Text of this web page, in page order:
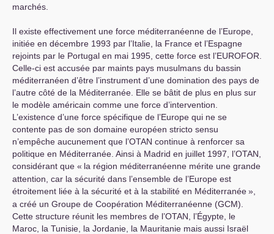
marchés.
Il existe effectivement une force méditerranéenne de l’Europe,
initiée en décembre 1993 par l’Italie, la France et l’Espagne
rejoints par le Portugal en mai 1995, cette force est l’EUROFOR
Celle-ci est accusée par maints pays musulmans du bassin
méditerranéen d’être l’instrument d’une domination des pays de
l’autre côté de la Méditerranée. Elle se bâtit de plus en plus sur
le modèle américain comme une force d’intervention.
L’existence d’une force spécifique de l’Europe qui ne se
contente pas de son domaine européen stricto sensu
n’empêche aucunement que l’OTAN continue à renforcer sa
politique en Méditerranée. Ainsi à Madrid en juillet 1997, l’OTAN
considérant que « la région méditerranéenne mérite une grande
attention, car la sécurité dans l’ensemble de l’Europe est
étroitement liée à la sécurité et à la stabilité en Méditerranée»,
a créé un Groupe de Coopération Méditerranéenne (GCM).
Cette structure réunit les membres de l’OTAN , l’Égypte, le
Maroc, la Tunisie, la Jordanie, la Mauritanie mais aussi Israël